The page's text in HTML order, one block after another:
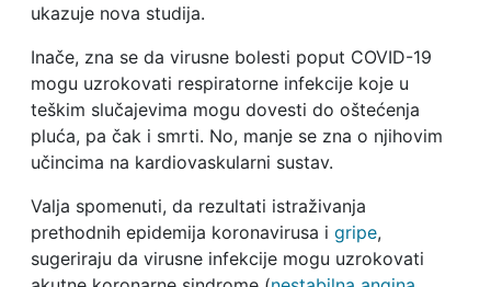
ukazuje nova studija.
Inače, zna se da virusne bolesti poput COVID-19
mogu uzrokovati respiratorne infekcije koje u
teškim slučajevima mogu dovesti do oštećenja
pluća, pa čak i smrti. No, manje se zna o njihovim
učincima na kardiovaskularni sustav.
Valja spomenuti, da rezultati istraživanja
prethodnih epidemija koronavirusa i gripe,
sugeriraju da virusne infekcije mogu uzrokovati